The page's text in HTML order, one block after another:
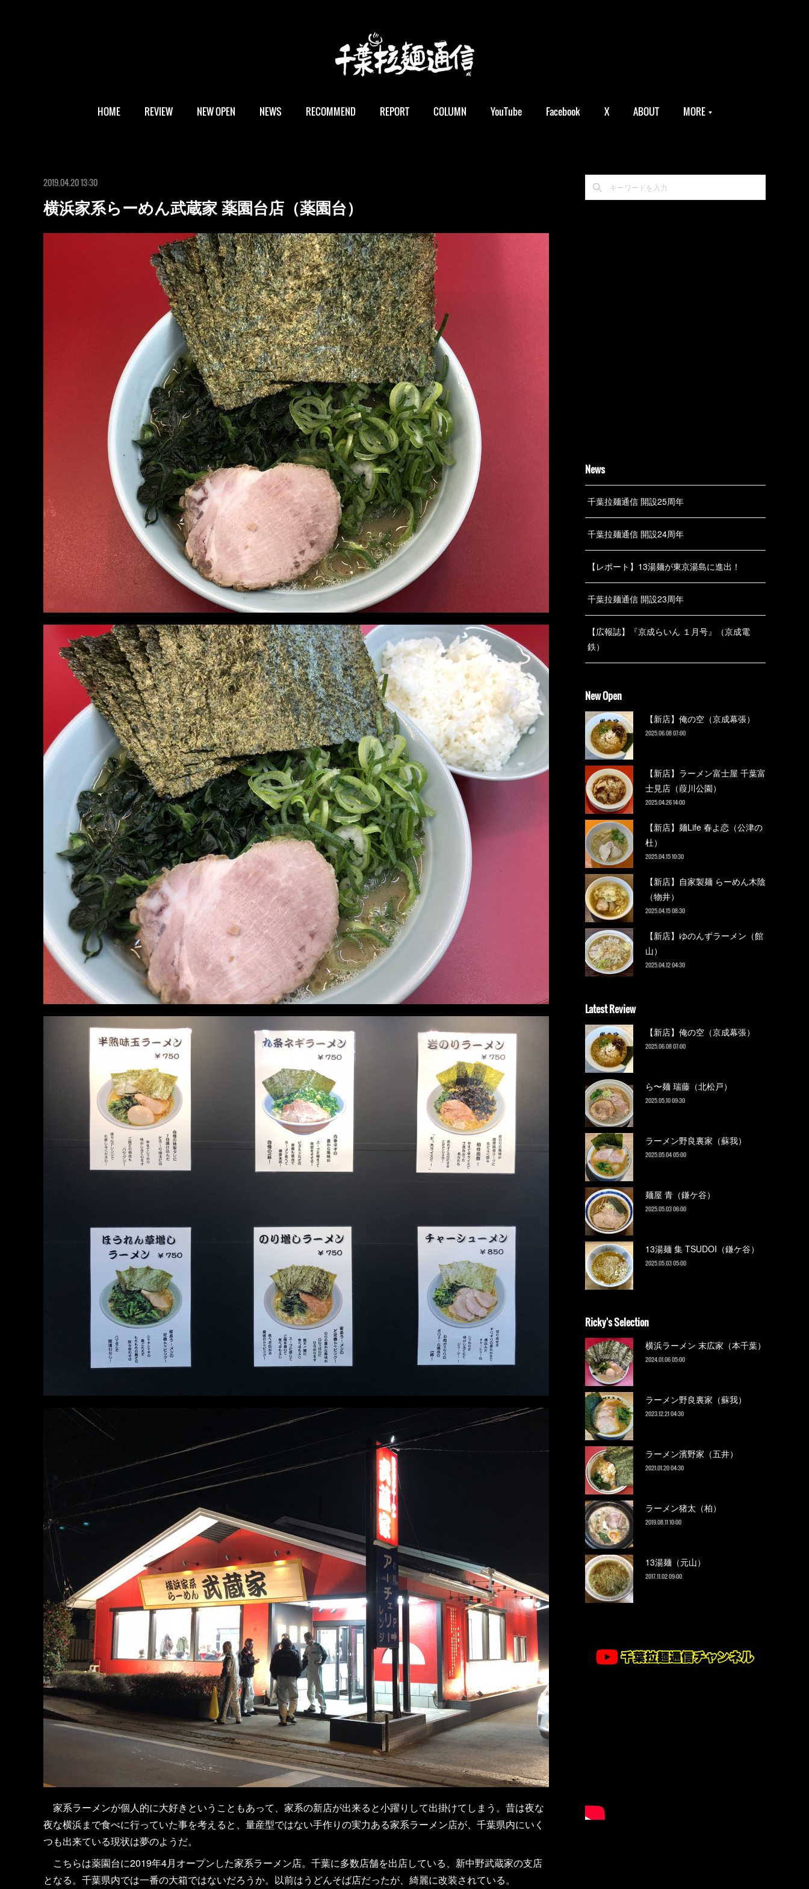
HOME REVIEW NEW OPEN NEWS RECOMMEND REPORT COLUMN YouTube Facebook X ABOUT MORE
2019.04.20 13:30
横浜家系らーめん武蔵家 薬園台店（薬園台）
家系ラーメンが個人的に大好きということもあって、家系の新店が出来ると小躍りして出掛けてしまう。昔は夜な
夜な横浜まで食べに行っていた事を考えると、量産型ではない手作りの実力ある家系ラーメン店が、千葉県内にいく
つも出来ている現状は夢のようだ。
こちらは薬園台に2019年4月オープンした家系ラーメン店。千葉に多数店舗を出店している、新中野武蔵家の支店
となる。千葉県内では一番の大箱ではないだろうか。以前はうどんそば店だったが、綺麗に改装されている。
News
千葉拉麺通信 開設25周年
千葉拉麺通信 開設24周年
【レポート】13湯麺が東京湯島に進出！
千葉拉麺通信 開設23周年
【広報誌】『京成らいん １月号』（京成電
鉄）
New Open
【新店】俺の空（京成幕張）
2025.06.08 07:00
【新店】ラーメン富士屋 千葉富
士見店（葭川公園）
2025.04.26 14:00
【新店】麺Life 春よ恋（公津の
杜）
2025.04.15 10:30
【新店】自家製麺 らーめん木陰
（物井）
2025.04.15 08:30
【新店】ゆのんずラーメン（館
山）
2025.04.12 04:30
Latest Review
【新店】俺の空（京成幕張）
2025.06.08 07:00
ら〜麺 瑞藤（北松戸）
2025.05.10 09:30
ラーメン野良裏家（蘇我）
2025.05.04 05:00
麺屋 青（鎌ケ谷）
2025.05.03 06:00
13湯麺 集 TSUDOI（鎌ケ谷）
2025.05.03 05:00
Ricky's Selection
横浜ラーメン 末広家（本千葉）
2024.01.06 05:00
ラーメン野良裏家（蘇我）
2023.12.21 04:30
ラーメン濱野家（五井）
2021.01.20 04:30
ラーメン猪太（柏）
2019.08.11 10:00
13湯麺（元山）
2017.11.02 09:00